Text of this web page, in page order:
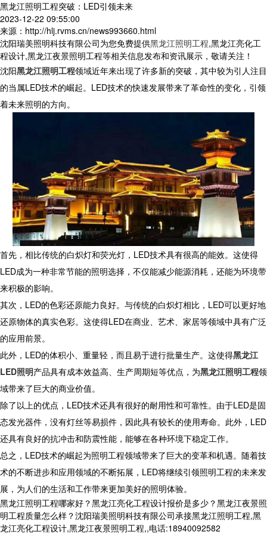
黑龙江照明工程突破：LED引领未来
2023-12-22 09:55:00
来源：http://hlj.rvms.cn/news993660.html
沈阳瑞美照明科技有限公司为您免费提供黑龙江照明工程,黑龙江亮化工
程设计,黑龙江夜景照明工程等相关信息发布和资讯展示，敬请关注！
沈阳黑龙江照明工程领域近年来出现了许多新的突破，其中较为引人注目
的当属LED技术的崛起。LED技术的快速发展带来了革命性的变化，引领
着未来照明的方向。
首先，相比传统的白炽灯和荧光灯，LED技术具有很高的能效。这使得
LED成为一种非常节能的照明选择，不仅能减少能源消耗，还能为环境带
来积极的影响。
其次，LED的色彩还原能力良好。与传统的白炽灯相比，LED可以更好地
还原物体的真实色彩。这使得LED在商业、艺术、家居等领域中具有广泛
的应用前景。
此外，LED的体积小、重量轻，而且易于进行批量生产。这使得黑龙江
LED照明产品具有成本效益高、生产周期短等优点，为黑龙江照明工程领
域带来了巨大的商业价值。
除了以上的优点，LED技术还具有很好的耐用性和可靠性。由于LED是固
态发光器件，没有灯丝等易损件，因此具有较长的使用寿命。此外，LED
还具有良好的抗冲击和防震性能，能够在各种环境下稳定工作。
总之，LED技术的崛起为照明工程领域带来了巨大的变革和机遇。随着技
术的不断进步和应用领域的不断拓展，LED将继续引领照明工程的未来发
展，为人们的生活和工作带来更加美好的照明体验。
黑龙江照明工程哪家好？黑龙江亮化工程设计报价是多少？黑龙江夜景照
明工程质量怎么样？沈阳瑞美照明科技有限公司承接黑龙江照明工程,黑
龙江亮化工程设计,黑龙江夜景照明工程,,电话:18940092582